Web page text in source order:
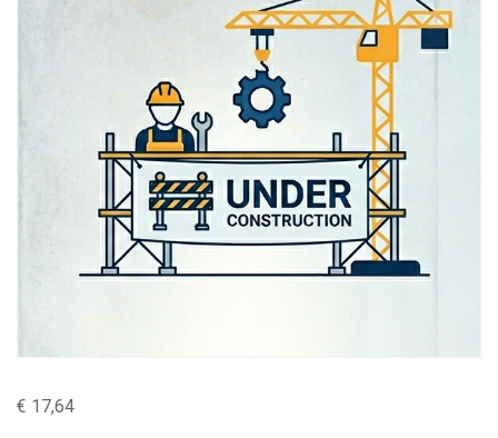
€ 17,64